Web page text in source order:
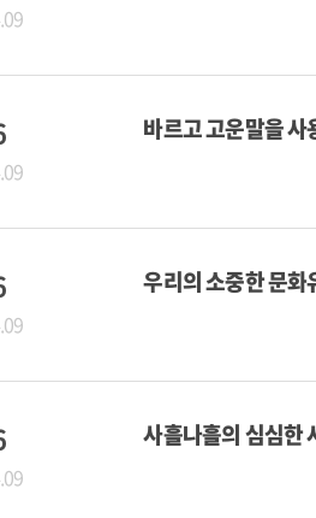
바르고 고운말을
우리의 소중한 문화
사흘나흘의 심심한